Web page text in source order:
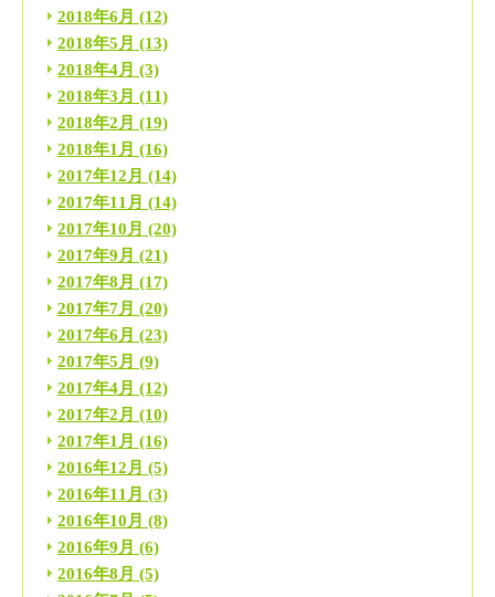
2018年6月 (12)
2018年5月 (13)
2018年4月 (3)
2018年3月 (11)
2018年2月 (19)
2018年1月 (16)
2017年12月 (14)
2017年11月 (14)
2017年10月 (20)
2017年9月 (21)
2017年8月 (17)
2017年7月 (20)
2017年6月 (23)
2017年5月 (9)
2017年4月 (12)
2017年2月 (10)
2017年1月 (16)
2016年12月 (5)
2016年11月 (3)
2016年10月 (8)
2016年9月 (6)
2016年8月 (5)